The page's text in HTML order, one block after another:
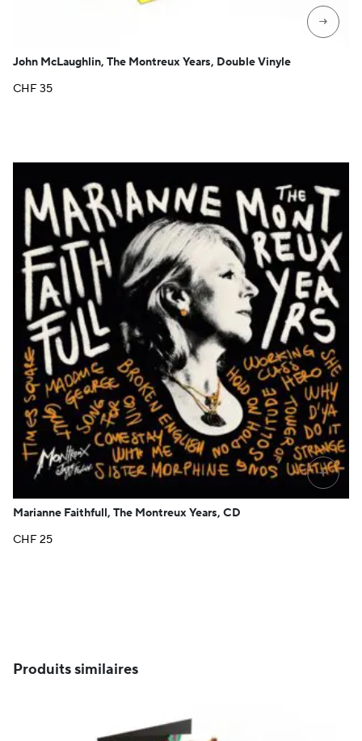
→
John McLaughlin, The Montreux Years, Double Vinyle
CHF35
+
Marianne Faithfull, The Montreux Years, CD
CHF25
Produits similaires